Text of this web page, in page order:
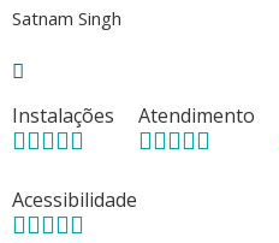
Satnam Singh
Instalações Atendimento
Acessibilidade